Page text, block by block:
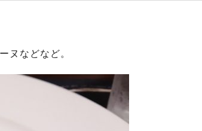
ヌなどなど。